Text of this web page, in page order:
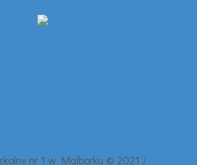
nr 1 w Malborku © 2021 /